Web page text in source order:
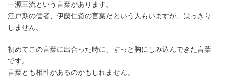
一源三流という言葉があります。
江戸期の儒者、伊藤仁斎の言葉だという人もいますが、はっきり
しません。
初めてこの言葉に出合った時に、すっと胸にしみ込んできた言葉
です。
言葉とも相性があるのかもしれません。